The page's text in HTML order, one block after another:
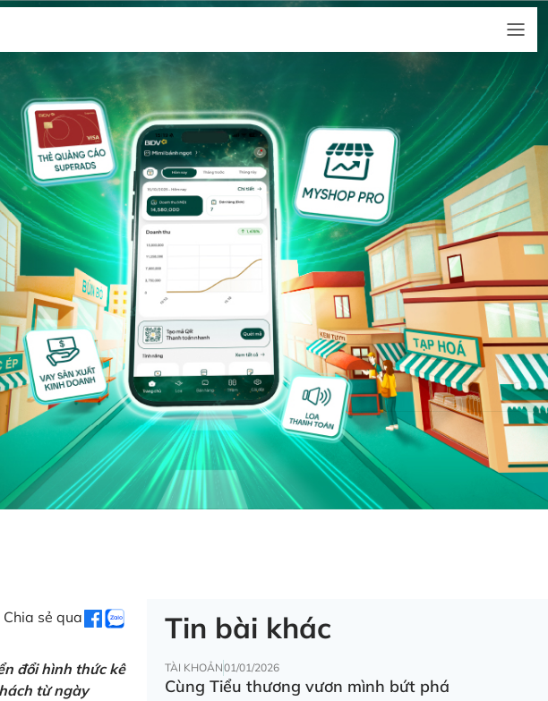
Chia sẻ qua
đổi hình thức kê
từ ngày
Tin bài khác
TÀI KHOẢN01/01/2026
Cùng Tiểu thương vươn mình bứt phá